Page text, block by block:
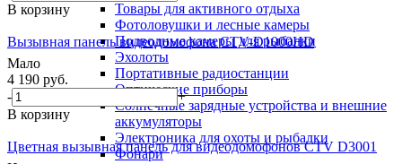
Товары для активного отдыха
Фотоловушки и лесные камеры
Подводные камеры для рыбалки
Эхолоты
Портативные радиостанции
Оптические приборы
Солнечные зарядные устройства и внешние
аккумуляторы
Электроника для охоты и рыбалки
Фонари
В корзину
Вызывная панель видеодомофона CTV-D1000HD
Мало
4 190 руб.
-
+
В корзину
Цветная вызывная панель для видеодомофонов CTV D3001